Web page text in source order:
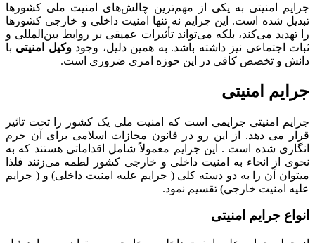
جرایم امنیتی به یکی از مهم‌ترین چالش‌های امنیت ملی کشورها
تبدیل شده است. این جرایم نه تنها امنیت داخلی و خارجی کشورها
را تهدید می‌کند، بلکه می‌تواند تأثیرات عمیقی بر روابط بین‌المللی و
ثبات اجتماعی نیز داشته باشد. به همین دلیل، وجودوکیل امنیتی با
دانش و تخصص کافی در این حوزه امری ضروری است.
جرایم امنیتی
جرایم امنیتی جرایمی است که امنیت ملی یک کشور را تحت تاثیر
قرار می دهد. از این رو در قانون مجازات اسلامی برای آن جرم
انگاری شده است . این جرایم معمولاً شامل اقداماتی هستند که به
نحوی از انحاء به امنیت داخلی و خارجی کشور لطمه می‌زنند فلذا
میتوان آن را به دو دسته کلی ( جرایم علیه امنیت داخلی) و ( جرایم
علیه امنیت خارجی) تقسیم نمود.
انواع جرایم امنیتی